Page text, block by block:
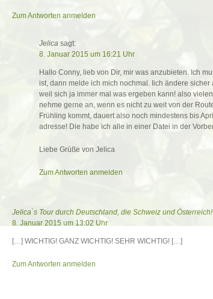
Zum Antworten anmelden
Jelica sagt:
8. Januar 2015 um 16:21 Uhr
Hallo Conny, lieb von Dir, mir was anzubieten. Ich
ist, dann melde ich mich nochmal. Iich ändere
weil sich ja immer mal was ergeben kann! also
nehme gerne an, wenn es nicht zu weit von der
Frühling kommt, dauert also noch mindestens bis
adresse! Die habe ich alle in einer Datei in der
Liebe Grüße von Jelica
Zum Antworten anmelden
Jelica`s Tour durch Deutschland, die Schweiz und
8. Januar 2015 um 13:02 Uhr
[…] WICHTIG! GANZ WICHTIG! SEHR WICHTIG! […]
Zum Antworten anmelden